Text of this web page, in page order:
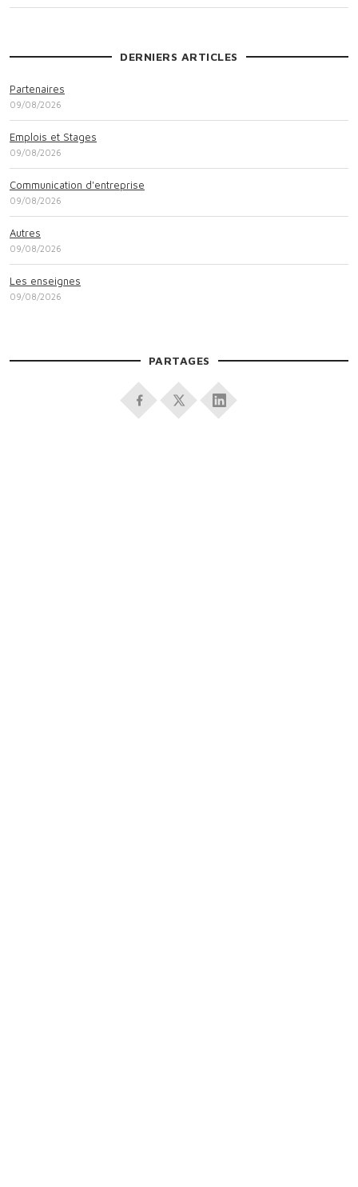
DERNIERS ARTICLES
Partenaires
09/08/2026
Emplois et Stages
09/08/2026
Communication d'entreprise
09/08/2026
Autres
09/08/2026
Les enseignes
09/08/2026
PARTAGES